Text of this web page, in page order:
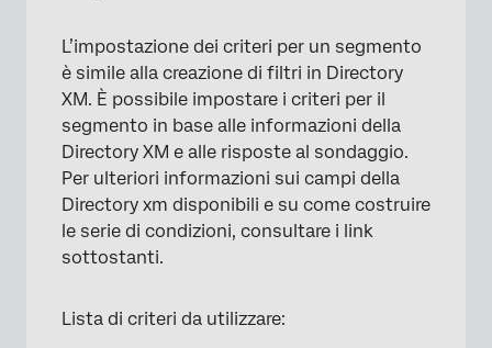
L’impostazione dei criteri per un segmento
è simile alla creazione di filtri in Directory
XM. È possibile impostare i criteri per il
segmento in base alle informazioni della
Directory XM e alle risposte al sondaggio.
Per ulteriori informazioni sui campi della
Directory xm disponibili e su come costruire
le serie di condizioni, consultare i link
sottostanti.
Lista di criteri da utilizzare: